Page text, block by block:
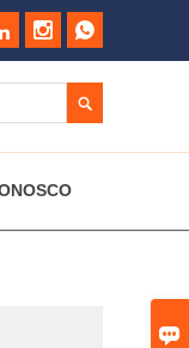

 
